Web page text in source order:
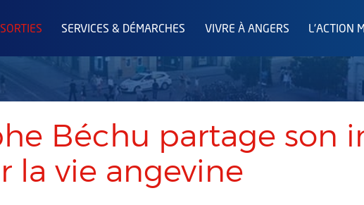
SERVICES & DÉMARCHES VIVRE À ANGERS L'ACTION
Béchu partage son
la vie angevine